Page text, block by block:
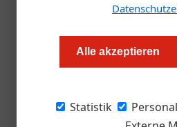
Alle akzeptieren
Statistik
Redaktion.OEGZ
Welche